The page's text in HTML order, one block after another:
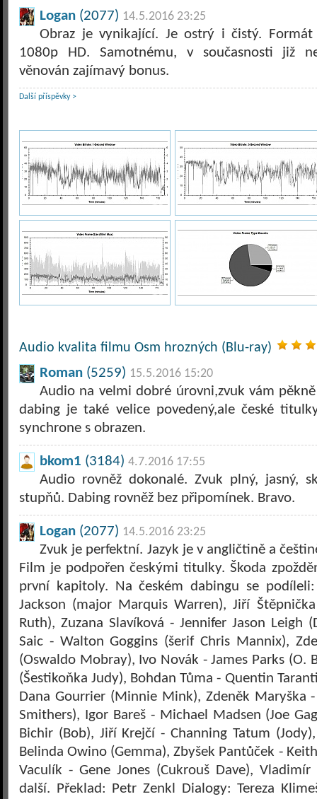
Logan (2077) 14.5.2016 23:25
Obraz je vynikající. Je ostrý i čistý.
1080p HD. Samotnému, v současnosti již
věnován zajímavý bonus.
Další příspěvky >
Audio kvalita filmu Osm hrozných (Blu-ray)
Roman (5259) 15.5.2016 15:20
Audio na velmi dobré úrovni,zvuk vám
dabing je také velice povedený,ale české
synchrone s obrazen.
bkom1 (3184) 4.7.2016 17:55
Audio rovněž dokonalé. Zvuk plný, jasný,
stupňů. Dabing rovněž bez připomínek. Bravo.
Logan (2077) 14.5.2016 23:25
Zvuk je perfektní. Jazyk je v angličtině a
Film je podpořen českými titulky. Škoda
první kapitoly. Na českém dabingu se
Jackson (major Marquis Warren), Jiří
Ruth), Zuzana Slavíková - Jennifer Jason Leigh
Saic - Walton Goggins (šerif Chris Mannix),
(Oswaldo Mobray), Ivo Novák - James Parks (O.
(Šestikoňka Judy), Bohdan Tůma - Quentin
Dana Gourrier (Minnie Mink), Zdeněk Maryška
Smithers), Igor Bareš - Michael Madsen (Joe
Bichir (Bob), Jiří Krejčí - Channing Tatum
Belinda Owino (Gemma), Zbyšek Pantůček -
Vaculík - Gene Jones (Cukrouš Dave),
další. Překlad: Petr Zenkl Dialogy: Tereza